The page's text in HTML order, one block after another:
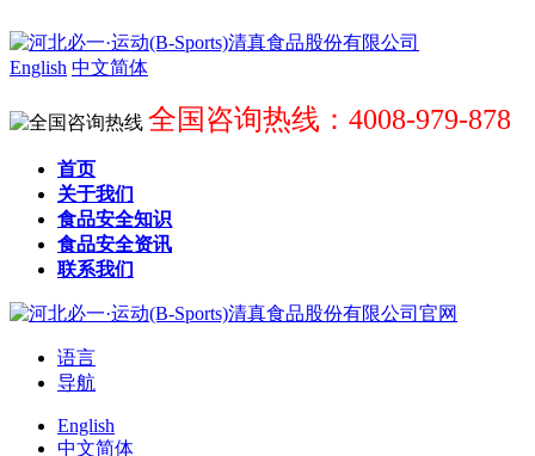
English 中文简体
全国咨询热线：4008-979-878
首页
关于我们
食品安全知识
食品安全资讯
联系我们
语言
导航
English
中文简体